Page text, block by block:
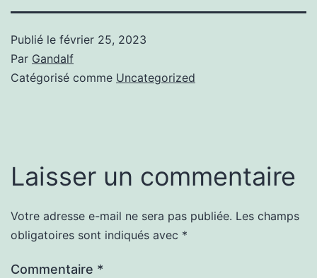
Publié le février 25, 2023
Par Gandalf
Catégorisé comme Uncategorized
Laisser un commentaire
Votre adresse e-mail ne sera pas publiée. Les champs
obligatoires sont indiqués avec *
Commentaire *